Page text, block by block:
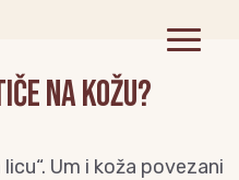
na kožu?
Um i koža povezani